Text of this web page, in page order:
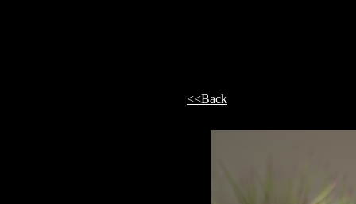
<<Back